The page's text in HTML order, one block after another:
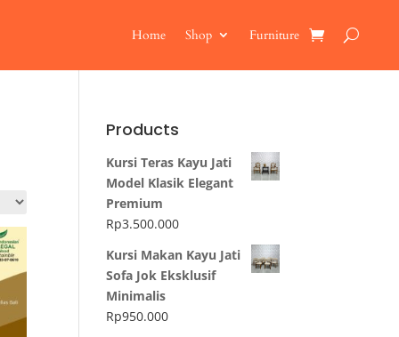
Home Shop Furniture
Products
Kursi Teras Kayu Jati
Model Klasik Elegant
Premium
Rp3.500.000
Kursi Makan Kayu Jati
Sofa Jok Eksklusif
Minimalis
Rp950.000